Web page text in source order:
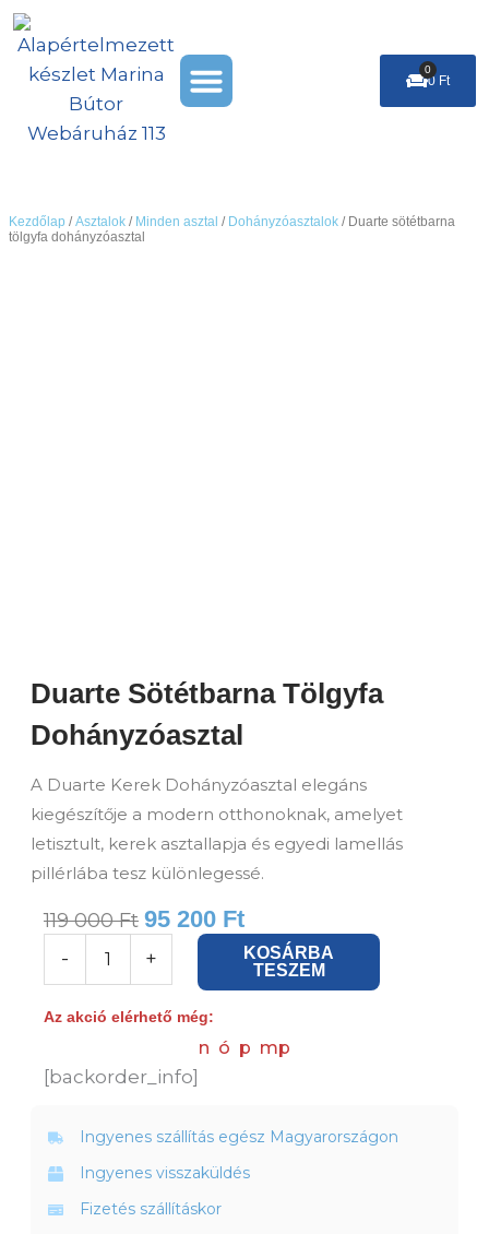
Skip
content
Menu 0 Ft
0
Cart
Kezdőlap /Asztalok / Minden asztal / Dohányzóasztalok / Duarte sötétbarna
tölgyfa dohányzóasztal
Duarte Sötétbarna Tölgyfa
Dohányzóasztal
A Duarte Kerek Dohányzóasztal elegáns
kiegészítője a modern otthonoknak, amelyet
letisztult, kerek asztallapja és egyedi lamellás
pillérlába tesz különlegessé.
119 000Ft 95 200 Ft
-
Duarte
tölgyfa
mennyiség
+
KOSÁRBA
TESZEM
Az akció elérhető még:
n ó p mp
[backorder_info]
Ingyenes szállítás egész Magyarországon
Ingyenes visszaküldés
Fizetés szállításkor